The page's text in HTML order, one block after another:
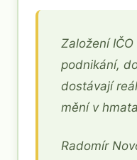
Založení
podnikání,
dostávají
mění v
Radomír